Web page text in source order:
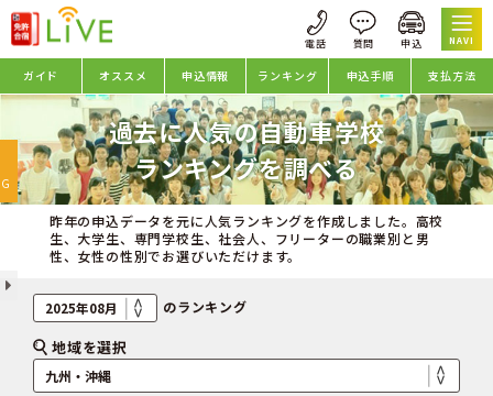
NAVI
ガイド オススメ 申込情報 ランキング 申込手順 支払方法
過去に人気の自動車学校
ランキングを調べる
昨年の申込データを元に人気ランキングを作成しました。高校
生、大学生、専門学校生、社会人、フリーターの職業別と男
性、女性の性別でお選びいただけます。
のランキング
地域を選択